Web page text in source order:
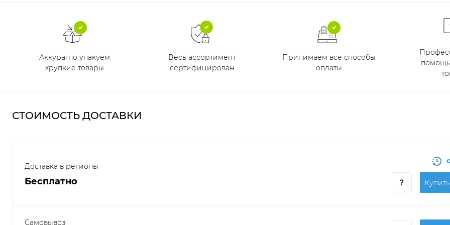
Аккуратно упакуем
хрупкие товары
Весь ассортимент
сертифицирован
Принимаем все способы
оплаты
СТОИМОСТЬ ДОСТАВКИ
Доставка в регионы
Бесплатно
Самовывоз